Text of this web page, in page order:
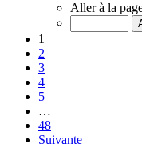
Aller à la
1
2
3
4
5
…
48
Suivante